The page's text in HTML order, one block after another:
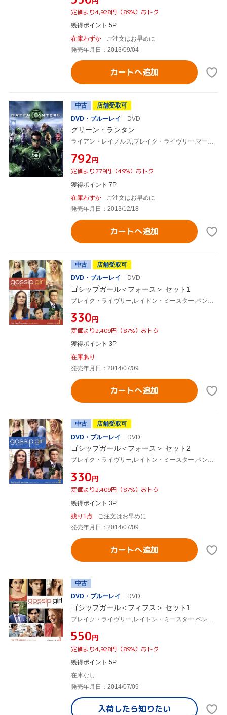
定価より4,928円（89%）おトク
獲得ポイント 5P
在庫わずか
ご注文はお早めに
発売年月日：2013/09/04
カートへ追加
中古
店舗受取可
DVD・ブルーレイ
DVD
グリーン・ランタン
ライアン・レイノルズ,ブレイク・ライヴリー,マーク・ストロング,マーティン・キャンベル(監督)
¥792円
定価より779円（49%）おトク
獲得ポイント 7P
在庫わずか
ご注文はお早めに
発売年月日：2013/12/18
カートへ追加
中古
店舗受取可
DVD・ブルーレイ
DVD
ゴシップガール＜フォース＞ セット1
ブレイク・ライヴリー,レイトン・ミースター,ペン・バッジリー,セシリー・フォン・ジーゲザー(原作)
¥330円
定価より2,409円（87%）おトク
獲得ポイント 3P
在庫あり
発売年月日：2014/07/09
カートへ追加
中古
店舗受取可
DVD・ブルーレイ
DVD
ゴシップガール＜フォース＞ セット2
ブレイク・ライヴリー,レイトン・ミースター,ペン・バッジリー,セシリー・フォン・ジーゲザー(原作)
¥330円
定価より2,409円（87%）おトク
獲得ポイント 3P
残り1点
ご注文はお早めに
発売年月日：2014/07/09
カートへ追加
中古
DVD・ブルーレイ
DVD
ゴシップガール＜フィフス＞ セット1
ブレイク・ライヴリー,レイトン・ミースター,ペン・バッジリー,セシリー・フォン・ジーゲザー(原作)
¥550円
定価より4,928円（89%）おトク
獲得ポイント 5P
在庫なし
発売年月日：2014/07/09
入荷したら知りたい